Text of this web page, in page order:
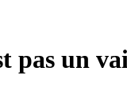
pas un